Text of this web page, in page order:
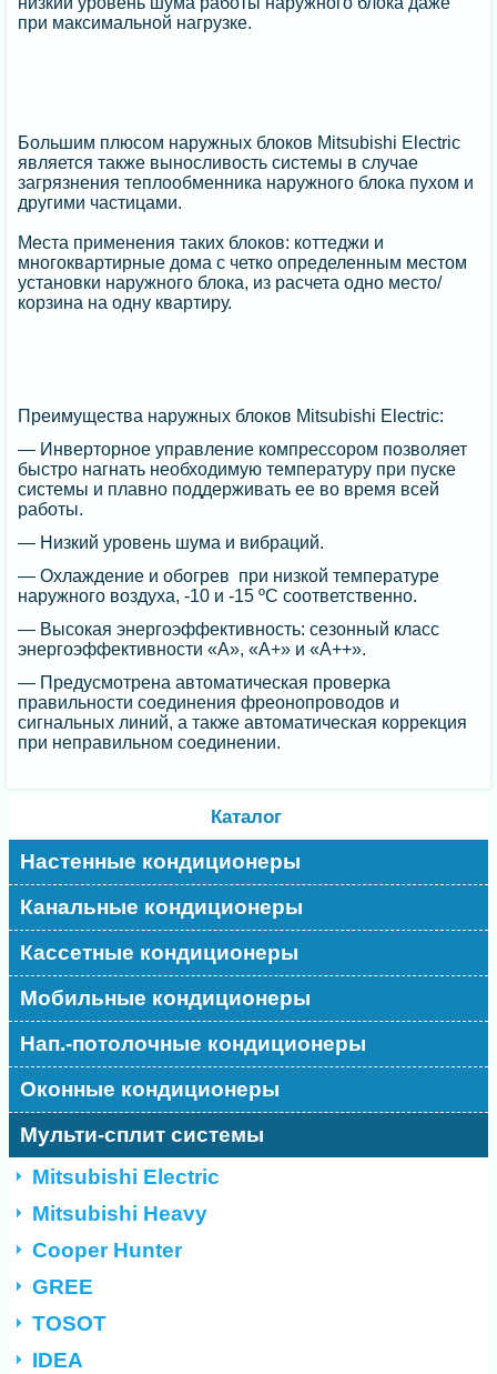
при максимальной нагрузке.
Большим плюсом наружных блоков Mitsubishi Electric
является также выносливость системы в случае
загрязнения теплообменника наружного блока пухом и
другими частицами.
Места применения таких блоков: коттеджи и
многоквартирные дома с четко определенным местом
установки наружного блока, из расчета одно место/
корзина на одну квартиру.
Преимущества наружных блоков Mitsubishi Electric:
— Инверторное управление компрессором позволяет
быстро нагнать необходимую температуру при пуске
системы и плавно поддерживать ее во время всей
работы.
— Низкий уровень шума и вибраций.
— Охлаждение и обогрев при низкой температуре
наружного воздуха, -10 и -15 ºC соответственно.
— Высокая энергоэффективность: сезонный класс
энергоэффективности «А», «А+» и «А++».
— Предусмотрена автоматическая проверка
правильности соединения фреонопроводов и
сигнальных линий, а также автоматическая коррекция
при неправильном соединении.
Каталог
Настенные кондиционеры
Канальные кондиционеры
Кассетные кондиционеры
Мобильные кондиционеры
Нап.-потолочные кондиционеры
Оконные кондиционеры
Мульти-сплит системы
Mitsubishi Electric
Mitsubishi Heavy
Cooper Hunter
GREE
TOSOT
IDEA